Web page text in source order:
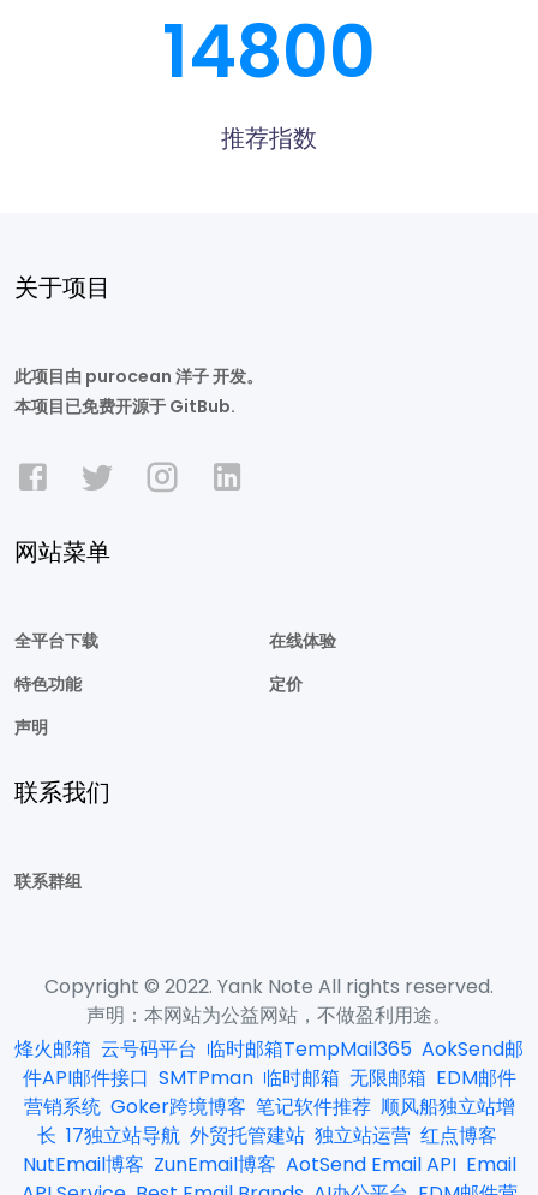
14800
推荐指数
关于项目
此项目由 purocean 洋子 开发。
本项目已免费开源于 GitBub.
网站菜单
全平台下载
在线体验
特色功能
定价
声明
联系我们
联系群组
Copyright © 2022. Yank Note All rights reserved.
声明：本网站为公益网站，不做盈利用途。
烽火邮箱 云号码平台 临时邮箱TempMail365 AokSend邮
件API邮件接口 SMTPman 临时邮箱 无限邮箱 EDM邮件
营销系统 Goker跨境博客 笔记软件推荐 顺风船独立站增
长 17独立站导航 外贸托管建站 独立站运营 红点博客
NutEmail博客 ZunEmail博客 AotSend Email API Email